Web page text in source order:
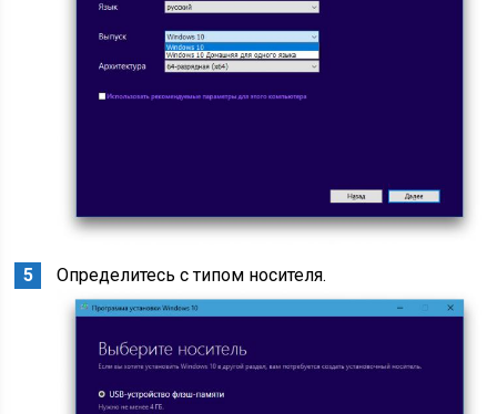
Определитесь с типом носителя.